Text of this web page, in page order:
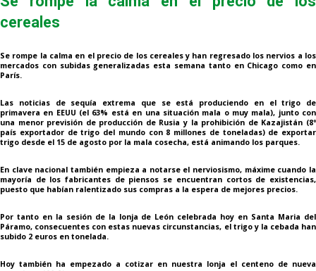
cereales
Se rompe la calma en el precio de los cereales y han regresado los nervios a los
mercados con subidas generalizadas esta semana tanto en Chicago como en
París.
Las noticias de sequía extrema que se está produciendo en el trigo de
primavera en EEUU (el 63% está en una situación mala o muy mala), junto con
una menor previsión de producción de Rusia y la prohibición de Kazajistán (8º
país exportador de trigo del mundo con 8 millones de toneladas) de exportar
trigo desde el 15 de agosto por la mala cosecha, está animando los parques.
En clave nacional también empieza a notarse el nerviosismo, máxime cuando la
mayoría de los fabricantes de piensos se encuentran cortos de existencias,
puesto que habían ralentizado sus compras a la espera de mejores precios.
Por tanto en la sesión de la lonja de León celebrada hoy en Santa Maria del
Páramo, consecuentes con estas nuevas circunstancias, el trigo y la cebada han
subido 2 euros en tonelada.
Hoy también ha empezado a cotizar en nuestra lonja el centeno de nueva